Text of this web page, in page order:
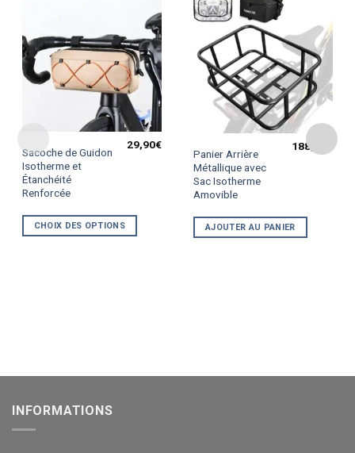
Sacoche de Guidon
Isotherme et
Étanchéité
Renforcée
29,90€
CHOIX DES OPTIONS
Ce
produit
a
plusieurs
variations.
Les
produit
Panier Arrière
Métallique avec
Sac Isotherme
Amovible
188,90
AJOUTER AU PANIER
INFORMATIONS